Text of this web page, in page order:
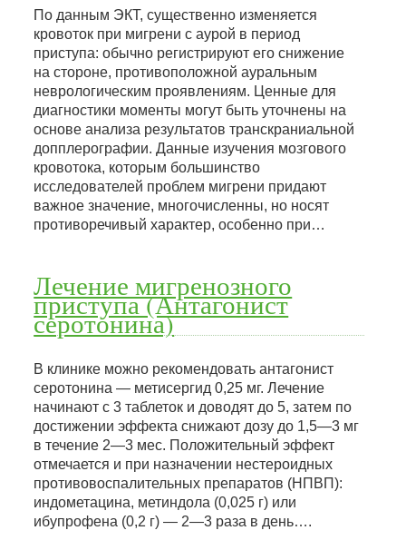
По данным ЭКТ, существенно изменяется
кровоток при мигрени с аурой в период
приступа: обычно регистрируют его снижение
на стороне, противоположной ауральным
неврологическим проявлениям. Ценные для
диагностики моменты могут быть уточнены на
основе анализа результатов транскраниальной
допплерографии. Данные изучения мозгового
кровотока, которым большинство
исследователей проблем мигрени придают
важное значение, многочисленны, но носят
противоречивый характер, особенно при…
Лечение мигренозного
приступа (Антагонист
серотонина)
В клинике можно рекомендовать антагонист
серотонина — метисергид 0,25 мг. Лечение
начинают с 3 таблеток и доводят до 5, затем по
достижении эффекта снижают дозу до 1,5—3 мг
в течение 2—3 мес. Положительный эффект
отмечается и при назначении нестероидных
противовоспалительных препаратов (НПВП):
индометацина, метиндола (0,025 г) или
ибупрофена (0,2 г) — 2—3 раза в день….